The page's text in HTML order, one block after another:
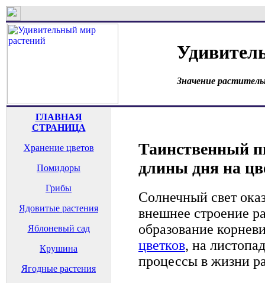
Значение
ГЛАВНАЯ
СТРАНИЦА
Хранение цветов
Помидоры
Грибы
Ядовитые растения
Яблоневый сад
Крушина
Ягодные растения
Таинственный
длины дня на
Солнечный свет
внешнее строение
образование
цветков, на
процессы в жизни